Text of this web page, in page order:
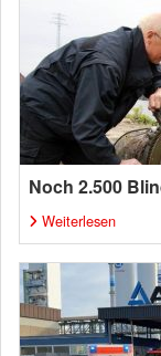
Noch 2.500
Weiterlesen